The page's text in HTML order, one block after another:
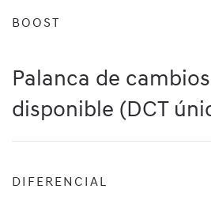
BOOST
Palanca de
disponible (DCT
DIFERENCIAL